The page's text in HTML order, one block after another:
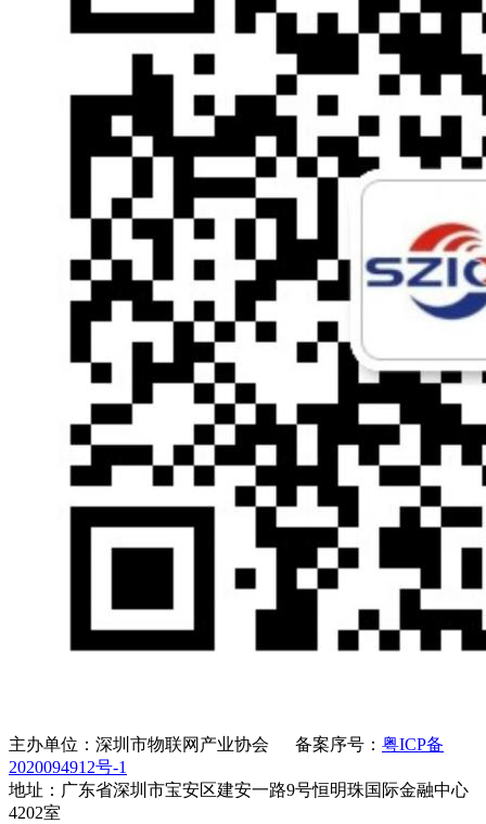
主办单位：深圳市物联网产业协会 备案序号： 粤ICP备
2020094912号-1
地址：广东省深圳市宝安区建安一路9号恒明珠国际金融中心
4202室